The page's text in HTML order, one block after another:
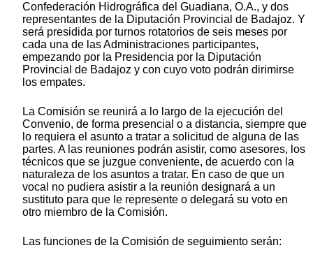
Confederación Hidrográfica del Guadiana, O.A., y dos
representantes de la Diputación Provincial de Badajoz. Y
será presidida por turnos rotatorios de seis meses por
cada una de las Administraciones participantes,
empezando por la Presidencia por la Diputación
Provincial de Badajoz y con cuyo voto podrán dirimirse
los empates.
La Comisión se reunirá a lo largo de la ejecución del
Convenio, de forma presencial o a distancia, siempre que
lo requiera el asunto a tratar a solicitud de alguna de las
partes. A las reuniones podrán asistir, como asesores, los
técnicos que se juzgue conveniente, de acuerdo con la
naturaleza de los asuntos a tratar. En caso de que un
vocal no pudiera asistir a la reunión designará a un
sustituto para que le represente o delegará su voto en
otro miembro de la Comisión.
Las funciones de la Comisión de seguimiento serán: